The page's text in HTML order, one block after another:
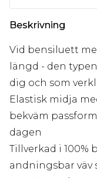
Beskrivning
Vid bensiluett
längd - den
dig och som
Elastisk midja
bekväm
dagen
Tillverkad i 100%
andningsbar väv